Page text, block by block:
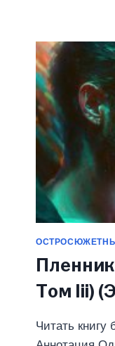
Том Iii)
Читать книгу